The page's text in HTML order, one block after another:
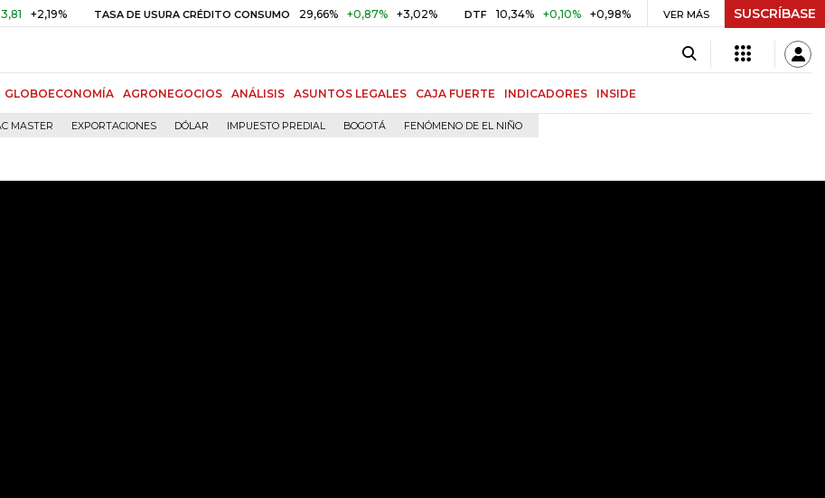
TASA DE USURA CRÉDITO CONSUMO 29,66% +0,87% +3,02% DTF 10,34% +0,10% +0,98% UVR $ 416,86 +$ 0,05 +0,01%
VER MÁS SUSCRÍBASE
GLOBOECONOMÍA AGRONEGOCIOS ANÁLISIS ASUNTOS LEGALES CAJA FUERTE INDICADORES INSIDE
MASTER EXPORTACIONES DÓLAR IMPUESTO PREDIAL BOGOTÁ FENÓMENO DE EL NIÑO